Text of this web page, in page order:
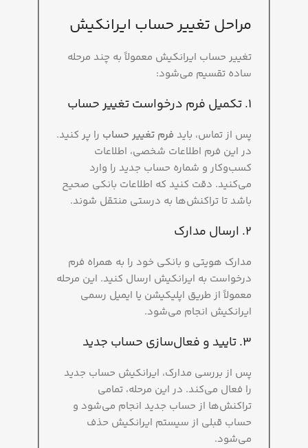
مراحل تغییر حساب ایرانکیش
تغییر حساب ایرانکیش معمولاً به چند مرحله
ساده تقسیم می‌شود:
1. تکمیل فرم درخواست تغییر حساب
پس از تماس، باید فرم تغییر حساب را پر کنید.
در این فرم اطلاعات شخصی، اطلاعات
کسب‌وکار و شماره حساب جدید را وارد
می‌کنید. دقت کنید که اطلاعات بانکی صحیح
باشد تا تراکنش‌ها به درستی منتقل شوند.
2. ارسال مدارک
مدارک هویتی و بانکی خود را به همراه فرم
درخواست به ایرانکیش ارسال کنید. این مرحله
معمولاً از طریق اپلیکیشن یا ایمیل رسمی
ایرانکیش انجام می‌شود.
3. تایید و فعال‌سازی حساب جدید
پس از بررسی مدارک، ایرانکیش حساب جدید
را فعال می‌کند. در این مرحله، تمامی
تراکنش‌ها از حساب جدید انجام می‌شود و
حساب قبلی از سیستم ایرانکیش حذف
می‌شود.